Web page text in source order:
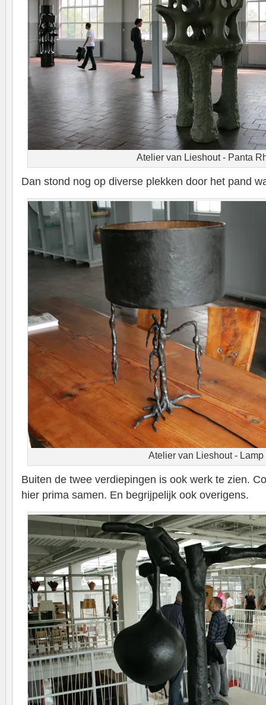
Atelier van Lieshout - Panta
Dan stond nog op diverse plekken door het pand
Atelier van Lieshout - Lamp
Buiten de twee verdiepingen is ook werk te zien.
hier prima samen. En begrijpelijk ook overigens.